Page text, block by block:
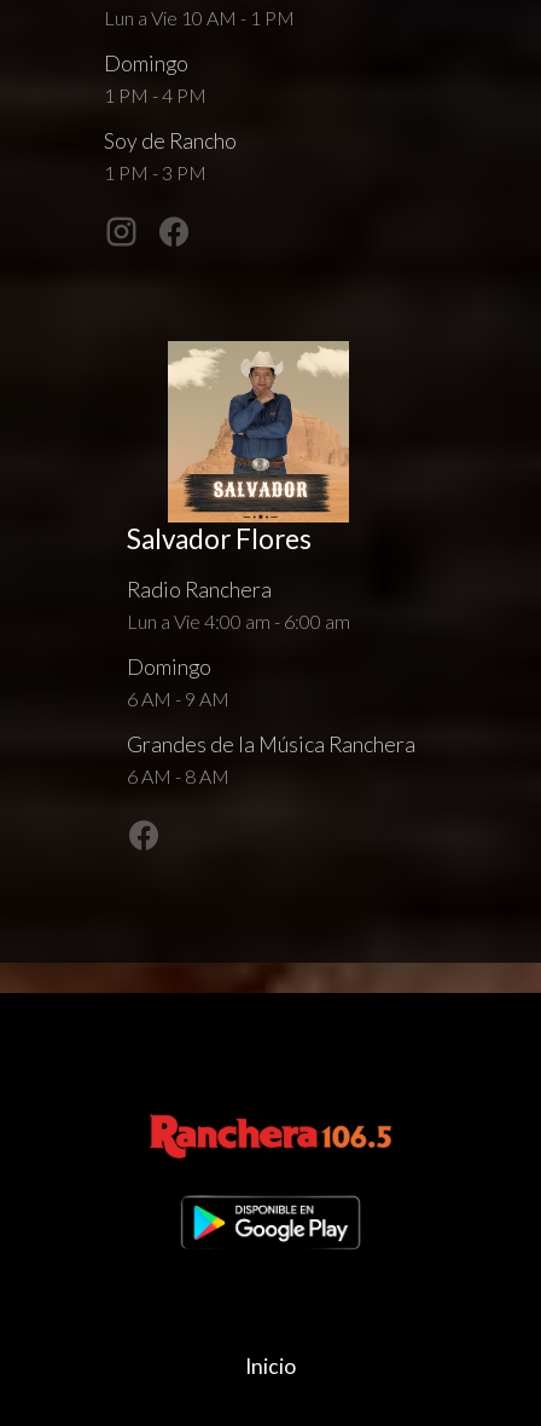
Lun a Vie 10 AM - 1 PM
Domingo
1 PM - 4 PM
Soy de Rancho
1 PM - 3 PM
Salvador Flores
Radio Ranchera
Lun a Vie 4:00 am - 6:00 am
Domingo
6 AM - 9 AM
Grandes de la Música Ranchera
6 AM - 8 AM
Inicio